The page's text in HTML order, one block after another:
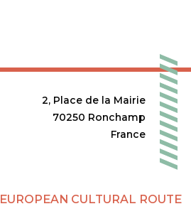
2, Place de la Mairie
70250 Ronchamp
France
EUROPEAN CULTURAL ROUTE